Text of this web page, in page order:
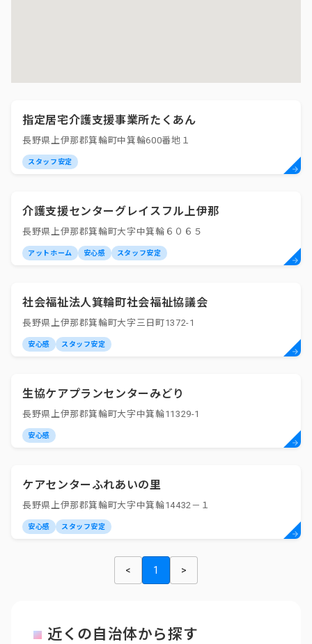
指定居宅介護支援事業所たくあん
長野県上伊那郡箕輪町中箕輪600番地１
スタッフ安定
介護支援センターグレイスフル上伊那
長野県上伊那郡箕輪町大字中箕輪６０６５
アットホーム 安心感 スタッフ安定
社会福祉法人箕輪町社会福祉協議会
長野県上伊那郡箕輪町大字三日町1372-1
安心感 スタッフ安定
生協ケアプランセンターみどり
長野県上伊那郡箕輪町大字中箕輪11329-1
安心感
ケアセンターふれあいの里
長野県上伊那郡箕輪町大字中箕輪14432－１
安心感 スタッフ安定
< 1 >
近くの自治体から探す